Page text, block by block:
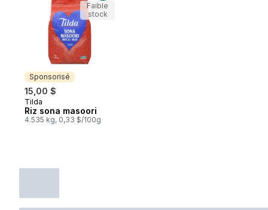
Sponsorisé
15,00 $
Sponsorisé
Tilda
Riz sona masoori
4.535 kg, 0,33 $/100g
Faible
stock